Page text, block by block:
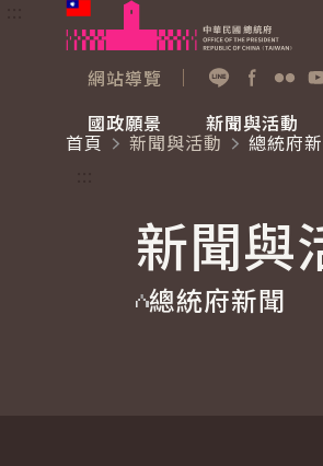
跳到主要內容
網站導覽
國政願景
國家氣候變遷對策委員會
重要談話
新聞與活動
總統府新聞
影音頻道
賴清德總統
參觀資訊
首頁
新聞與活動
總統府
新聞與
總統府新聞